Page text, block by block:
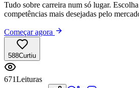
Tudo sobre carreira num só lugar.
competências mais desejadas pelo
Começar agora
588Curtiu
671Leituras